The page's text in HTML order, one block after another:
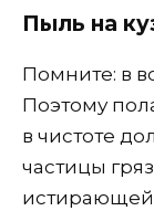
Пыль на
Помните: в
Поэтому
в чистоте
частицы